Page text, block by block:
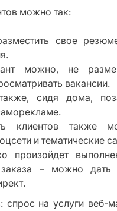
можно так:
свое
можно, не
вакансии.
сидя дома,
клиентов также
и тематические
произойдет
заказа – можно дать
спрос на услуги веб-